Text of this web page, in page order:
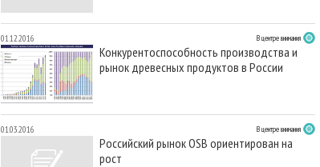
01.12.2016 В центре внимания
Конкурентоспособность производства и
рынок древесных продуктов в России
01.03.2016 В центре внимания
Российский рынок OSB ориентирован на
рост